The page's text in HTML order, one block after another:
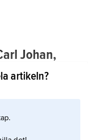
Johan,
1815,
jämför
Carl Johan
artikeln?